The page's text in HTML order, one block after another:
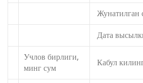
Жунатилган
Дата
Учлов бирлиги,
минг сум
Кабул